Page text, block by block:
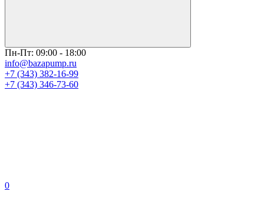
Пн-Пт: 09:00 - 18:00
info@bazapump.ru
+7 (343) 382-16-99
+7 (343) 346-73-‬60
0